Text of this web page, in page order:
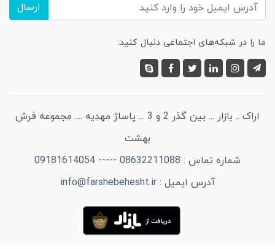
ارسال
ما را در شبکه‌های اجتماعی دنبال کنید:
اراک .. بازار ... بین گذر 2 و 3 ... پاساژ مهدیه .... مجموعه فرش
بهشت
شماره تماس : 08632211088 ----- 09181614054
آدرس ایمیل :info@farshebehesht.ir